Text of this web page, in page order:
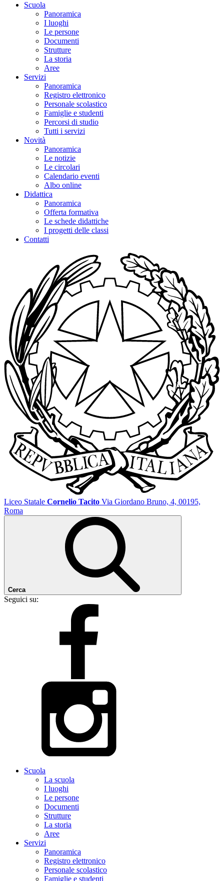
Scuola
Panoramica
I luoghi
Le persone
Documenti
Strutture
La storia
Aree
Servizi
Panoramica
Registro elettronico
Personale scolastico
Famiglie e studenti
Percorsi di studio
Tutti i servizi
Novità
Panoramica
Le notizie
Le circolari
Calendario eventi
Albo online
Didattica
Panoramica
Offerta formativa
Le schede didattiche
I progetti delle classi
Contatti
Liceo Statale Cornelio Tacito Via Giordano Bruno, 4, 00195,
Roma
Cerca
Seguici su:
Scuola
La scuola
I luoghi
Le persone
Documenti
Strutture
La storia
Aree
Servizi
Panoramica
Registro elettronico
Personale scolastico
Famiglie e studenti